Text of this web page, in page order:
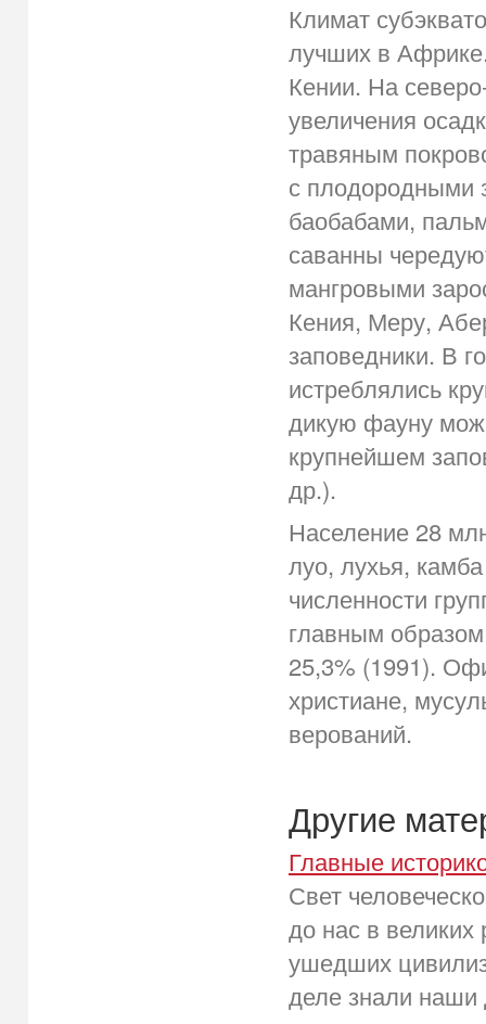
Климат
лучших в
Кении. На
увеличения
травяным
с плодородными
баобабами,
саванны
мангровыми
Кения, Меру,
заповедники. В
истреблялись
дикую фауну
крупнейшем
др.).
Население 28
луо, лухья,
численности
главным
25,3% (1991).
христиане,
верований.
Другие
Главные
Свет
до нас в
ушедших
деле знали наши